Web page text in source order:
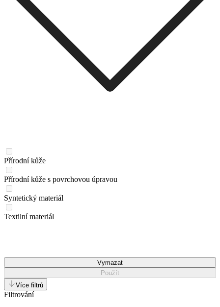
Přírodní kůže
Přírodní kůže s povrchovou úpravou
Syntetický materiál
Textilní materiál
Vymazat
Použít
Více filtrů
Filtrování